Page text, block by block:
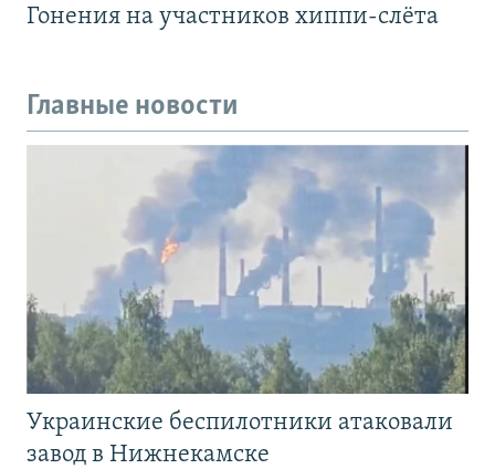
Гонения на участников хиппи-слёта
Главные новости
Украинские беспилотники атаковали
завод в Нижнекамске